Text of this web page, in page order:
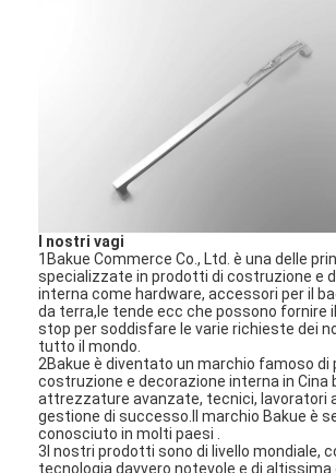
I nostri vagi
1Bakue Commerce Co., Ltd. è una delle
specializzate in prodotti di costruzione e
interna come hardware, accessori per il
da terra,le tende ecc che possono fornire
stop per soddisfare le varie richieste dei
tutto il mondo.
2Bakue è diventato un marchio famoso di
costruzione e decorazione interna in Cina
attrezzature avanzate, tecnici, lavoratori
gestione di successo.Il marchio Bakue è
conosciuto in molti paesi .
3I nostri prodotti sono di livello mondiale,
tecnologia davvero notevole e di altissima